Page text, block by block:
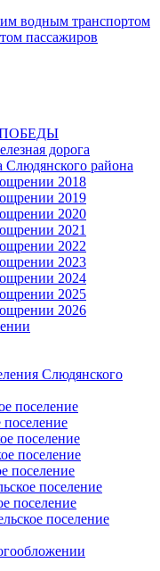
водным транспортом
пассажиров
дорога
района
2018
2019
2020
2021
2022
2023
2024
2025
2026
Слюдянского
поселение
поселение
поселение
поселение
поселение
поселение
поселение
поселение